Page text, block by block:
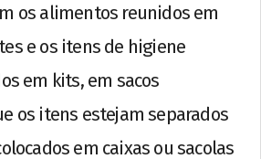
os alimentos reunidos em
e os itens de higiene
em kits, em sacos
os itens estejam separados
em caixas ou sacolas